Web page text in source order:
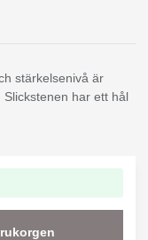
stärkelsenivå är
har ett hål